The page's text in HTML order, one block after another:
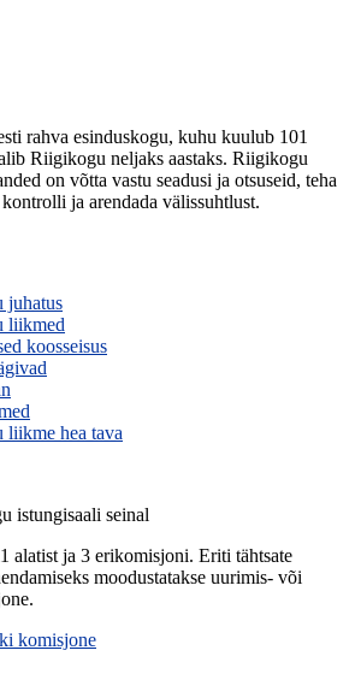
rahva esinduskogu, kuhu kuulub 101
Riigikogu neljaks aastaks. Riigikogu
on võtta vastu seadusi ja otsuseid, teha
ja arendada välissuhtlust.
juhatus
liikmed
koosseisus
hea tava
alatist ja 3 erikomisjoni. Eriti tähtsate
moodustatakse uurimis- või
komisjone